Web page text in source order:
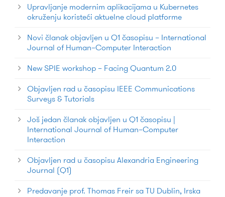
Upravljanje modernim aplikacijama u Kubernetes
okruženju koristeći aktuelne cloud platforme
Novi članak objavljen u Q1 časopisu – International
Journal of Human–Computer Interaction
New SPIE workshop – Facing Quantum 2.0
Objavljen rad u časopisu IEEE Communications
Surveys & Tutorials
Još jedan članak objavljen u Q1 časopisu |
International Journal of Human–Computer
Interaction
Objavljen rad u časopisu Alexandria Engineering
Journal (Q1)
Predavanje prof. Thomas Freir sa TU Dublin, Irska